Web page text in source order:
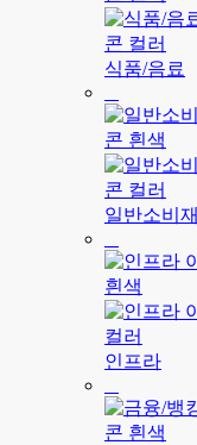
식품/음료
일반소비재
인프라